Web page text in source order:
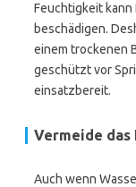
Feuchtigkeit kann
beschädigen.
einem trockenen
geschützt vor
einsatzbereit.
Vermeide das
Auch wenn